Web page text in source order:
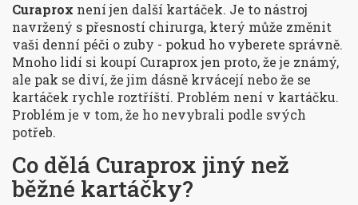
Curaprox není jen další kartáček. Je to nástroj
navržený s přesností chirurga, který může změnit
vaši denní péči o zuby - pokud ho vyberete správně.
Mnoho lidí si koupí Curaprox jen proto, že je známý,
ale pak se diví, že jim dásně krvácejí nebo že se
kartáček rychle roztříští. Problém není v kartáčku.
Problém je v tom, že ho nevybrali podle svých
potřeb.
Co dělá Curaprox jiný než
běžné kartáčky?